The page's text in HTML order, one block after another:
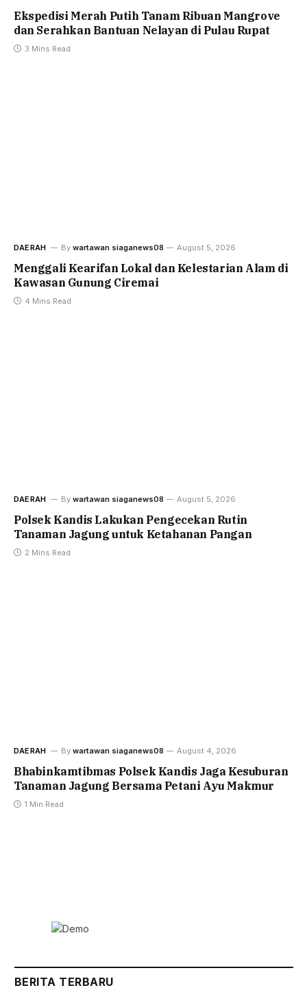
Ekspedisi Merah Putih Tanam Ribuan Mangrove
dan Serahkan Bantuan Nelayan di Pulau Rupat
3 Mins Read
DAERAH By wartawan siaganews08 August 5, 2026
Menggali Kearifan Lokal dan Kelestarian Alam di
Kawasan Gunung Ciremai
4 Mins Read
DAERAH By wartawan siaganews08 August 5, 2026
Polsek Kandis Lakukan Pengecekan Rutin
Tanaman Jagung untuk Ketahanan Pangan
2 Mins Read
DAERAH By wartawan siaganews08 August 4, 2026
Bhabinkamtibmas Polsek Kandis Jaga Kesuburan
Tanaman Jagung Bersama Petani Ayu Makmur
1 Min Read
BERITA TERBARU